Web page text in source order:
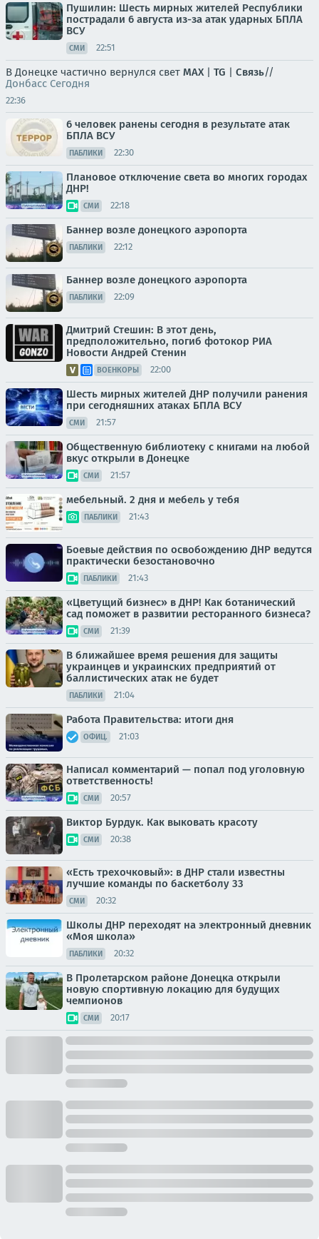
Пушилин: Шесть мирных жителей Республики
пострадали 6 августа из-за атак ударных БПЛА
ВСУ
СМИ 22:51
В Донецке частично вернулся свет MAX| TG | Связь//
Донбасс Сегодня
22:36
6 человек ранены сегодня в результате атак
БПЛА ВСУ
ПАБЛИКИ 22:30
Плановое отключение света во многих городах
ДНР!
СМИ 22:18
Баннер возле донецкого аэропорта
ПАБЛИКИ 22:12
Баннер возле донецкого аэропорта
ПАБЛИКИ 22:09
Дмитрий Стешин: В этот день,
предположительно, погиб фотокор РИА
Новости Андрей Стенин
ВОЕНКОРЫ 22:00
Шесть мирных жителей ДНР получили ранения
при сегодняшних атаках БПЛА ВСУ
СМИ 21:57
Общественную библиотеку с книгами на любой
вкус открыли в Донецке
СМИ 21:57
мебельный. 2 дня и мебель у тебя
ПАБЛИКИ 21:43
Боевые действия по освобождению ДНР ведутся
практически безостановочно
ПАБЛИКИ 21:43
«Цветущий бизнес» в ДНР! Как ботанический
сад поможет в развитии ресторанного бизнеса?
СМИ 21:39
В ближайшее время решения для защиты
украинцев и украинских предприятий от
баллистических атак не будет
ПАБЛИКИ 21:04
Работа Правительства: итоги дня
ОФИЦ. 21:03
Написал комментарий — попал под уголовную
ответственность!
СМИ 20:57
Виктор Бурдук. Как выковать красоту
СМИ 20:38
«Есть трехочковый»: в ДНР стали известны
лучшие команды по баскетболу 33
СМИ 20:32
Школы ДНР переходят на электронный дневник
«Моя школа»
ПАБЛИКИ 20:32
В Пролетарском районе Донецка открыли
новую спортивную локацию для будущих
чемпионов
СМИ 20:17